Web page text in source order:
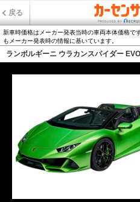
戻る
新車時価格はメーカー発表当時の車両本体価格で
もメーカー発表時の情報に基いています。
ランボルギーニ ウラカンスパイダー